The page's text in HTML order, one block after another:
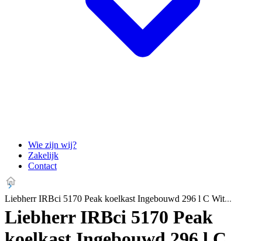
Wie zijn wij?
Zakelijk
Contact
Liebherr IRBci 5170 Peak koelkast Ingebouwd 296 l C Wit
Liebherr IRBci 5170 Peak